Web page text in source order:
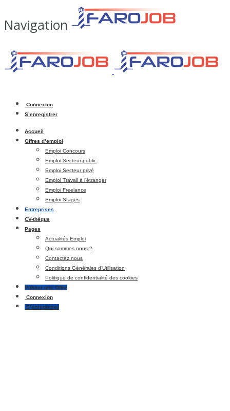
Navigation
Connexion
S’enregistrer
Accueil
Offres d’emploi
Emploi Concours
Emploi Secteur public
Emploi Secteur privé
Emploi Travail à l’étranger
Emploi Freelance
Emploi Stages
Entreprises
CV-thèque
Pages
Actualités Emploi
Qui sommes nous ?
Contactez nous
Conditions Générales d’Utilisation
Politique de confidentialité des cookies
Publier une Offre
Connexion
S’enregistrer